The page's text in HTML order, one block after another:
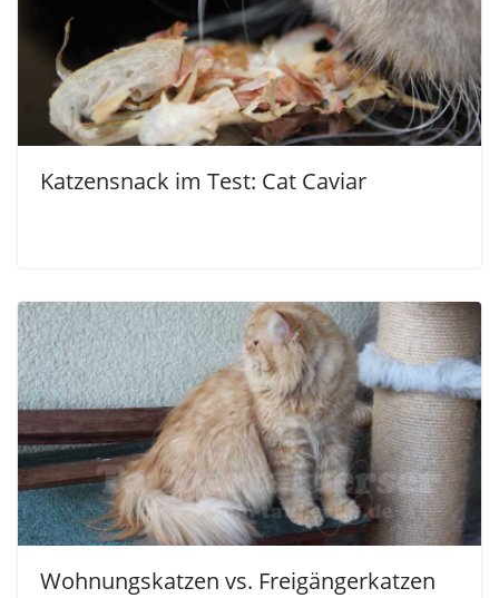
Katzensnack im Test: Cat Caviar
Wohnungskatzen vs. Freigängerkatzen